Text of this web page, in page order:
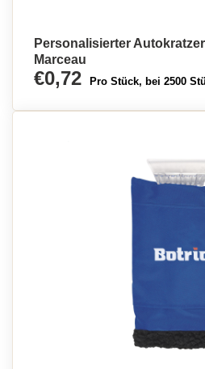
Personalisierter
Marceau
€0,72 Pro Stück, bei 2500